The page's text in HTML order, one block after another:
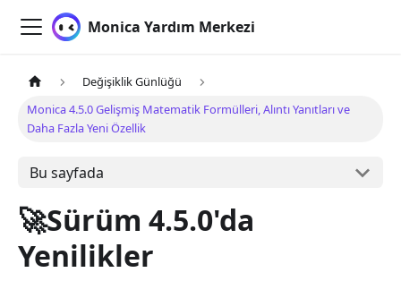
Monica Yardım Merkezi
Değişiklik Günlüğü
Monica 4.5.0 Gelişmiş Matematik Formülleri, Alıntı Yanıtları ve
Daha Fazla Yeni Özellik
Bu sayfada
🚀Sürüm 4.5.0'da
Yenilikler